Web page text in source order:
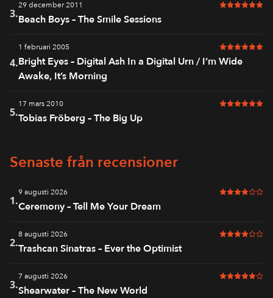
3.
29 december 2011 6 av 6 i
Beach Boys – The Smile Sessions
4.
1 februari 2005 6 av 6 i
Bright Eyes – Digital Ash In a Digital Urn / I’m Wide
Awake, It’s Morning
5.
17 mars 2010 6 av 6 i
Tobias Fröberg – The Big Up
Senaste från recensioner
1.
9 augusti 2026 4 av 6 i
Ceremony – Tell Me Your Dream
2.
8 augusti 2026 4 av 6 i
Trashcan Sinatras – Ever the Optimist
3.
7 augusti 2026 5 av 6 i
Shearwater – The New World